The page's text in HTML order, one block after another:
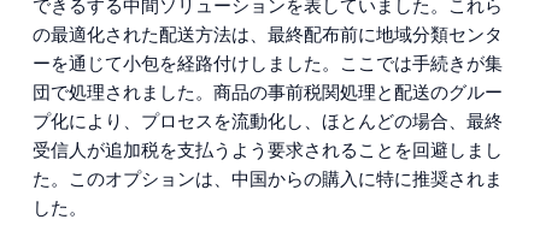
できるする中間ソリューションを表していました。これら
の最適化された配送方法は、最終配布前に地域分類センタ
ーを通じて小包を経路付けしました。ここでは手続きが集
団で処理されました。商品の事前税関処理と配送のグルー
プ化により、プロセスを流動化し、ほとんどの場合、最終
受信人が追加税を支払うよう要求されることを回避しまし
た。このオプションは、中国からの購入に特に推奨されま
した。